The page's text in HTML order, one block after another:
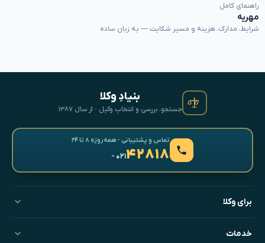
راهنمای کامل
مهریه
شرایط، مدارک، هزینه و مسیر شکایت — به زبان ساده
بنیادِ وکلا
جستجو، بررسی و انتخابِ وکیل · از سال ۱۳۸۷
تماس و پشتیبانی · همه‌روزه ۸ تا ۲۴
۴۲۸۱۸- ۰۲۱
برای وکلا
خدمات